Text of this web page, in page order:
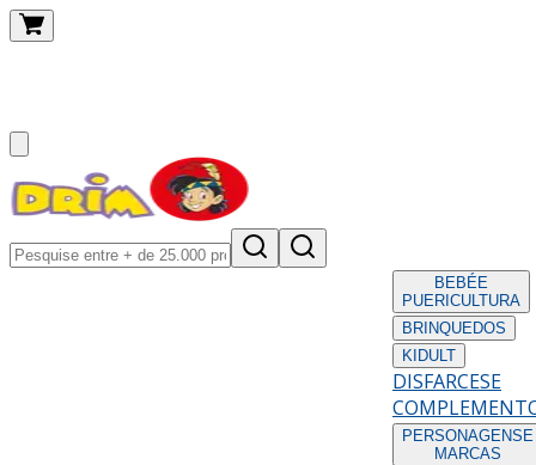
BEBÉE
PUERICULTURA
BRINQUEDOS
KIDULT
DISFARCESE
PERSONAGENS E
MARCAS